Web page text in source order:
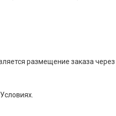
размещение заказа через